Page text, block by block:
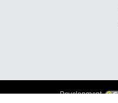
Development: